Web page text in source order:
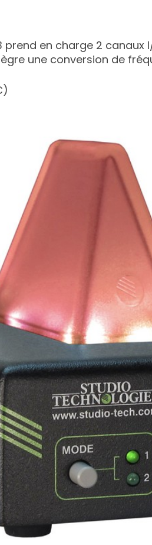
prend en charge 2
une conversion de